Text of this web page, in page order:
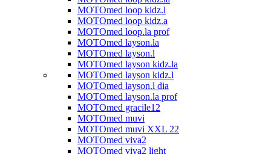
MOTOmed loop kidz.l
MOTOmed loop kidz.a
MOTOmed loop.la prof
MOTOmed layson.la
MOTOmed layson.l
MOTOmed layson kidz.la
MOTOmed layson kidz.l
MOTOmed layson.l dia
MOTOmed layson.la prof
MOTOmed gracile12
MOTOmed muvi
MOTOmed muvi XXL 22
MOTOmed viva2
MOTOmed viva2 light